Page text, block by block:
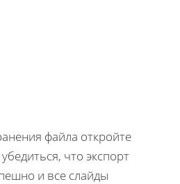
файла откройте
что экспорт
и все слайды